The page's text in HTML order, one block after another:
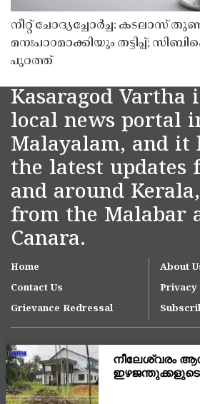
നീറ്റ് ചോദ്യച്ചോർച്ച: കടലാസ്
മനഃപാഠമാക്കിയും തട്ടിപ്പ്;
പുറത്ത്
Kasaragod Vartha
local news portal
Malayalam, and it
the latest updates
and around
from the Malabar
Canara.
Home
About
Contact Us
Privacy
Grievance Redressal